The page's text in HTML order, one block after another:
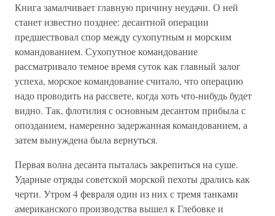
Книга замалчивает главную причину неудачи. О ней
станет известно позднее: десантной операции
предшествовал спор между сухопутным и морским
командованием. Сухопутное командование
рассматривало темное время суток как главный залог
успеха, морское командование считало, что операцию
надо проводить на рассвете, когда хоть что-нибудь будет
видно. Так, флотилия с основным десантом прибыла с
опозданием, намеренно задержанная командованием, а
затем вынуждена была вернуться.
Первая волна десанта пыталась закрепиться на суше.
Ударные отряды советской морской пехоты дрались как
черти. Утром 4 февраля один из них с тремя танками
американского производства вышел к Глебовке и